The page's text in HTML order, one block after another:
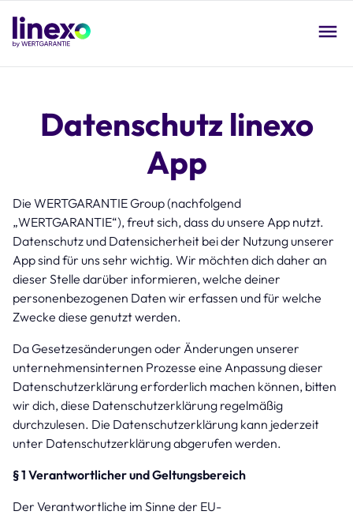
main
Datenschutz linexo
App
Die WERTGARANTIE Group (nachfolgend
„WERTGARANTIE“), freut sich, dass du unsere App nutzt.
Datenschutz und Datensicherheit bei der Nutzung unserer
App sind für uns sehr wichtig. Wir möchten dich daher an
dieser Stelle darüber informieren, welche deiner
personenbezogenen Daten wir erfassen und für welche
Zwecke diese genutzt werden.
Da Gesetzesänderungen oder Änderungen unserer
unternehmensinternen Prozesse eine Anpassung dieser
Datenschutzerklärung erforderlich machen können, bitten
wir dich, diese Datenschutzerklärung regelmäßig
durchzulesen. Die Datenschutzerklärung kann jederzeit
unter Datenschutzerklärung abgerufen werden.
§ 1 Verantwortlicher und Geltungsbereich
Der Verantwortliche im Sinne der EU-